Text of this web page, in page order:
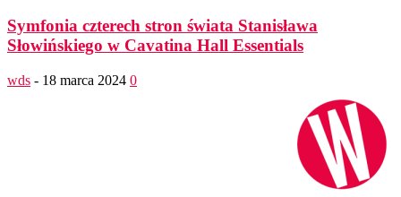
Symfonia czterech stron świata Stanisława
Słowińskiego w Cavatina Hall Essentials
wds - 18 marca 2024 0